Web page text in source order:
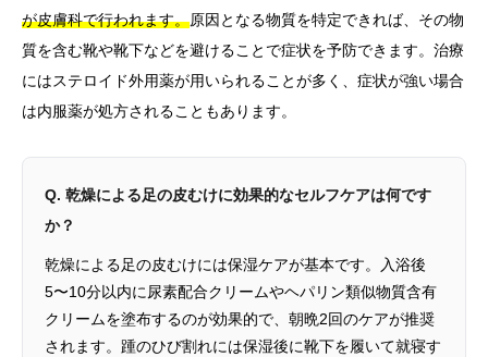
が皮膚科で行われます。原因となる物質を特定できれば、その物
質を含む靴や靴下などを避けることで症状を予防できます。治療
にはステロイド外用薬が用いられることが多く、症状が強い場合
は内服薬が処方されることもあります。
Q. 乾燥による足の皮むけに効果的なセルフケアは何です
か？
乾燥による足の皮むけには保湿ケアが基本です。入浴後
5〜10分以内に尿素配合クリームやヘパリン類似物質含有
クリームを塗布するのが効果的で、朝晩2回のケアが推奨
されます。踵のひび割れには保湿後に靴下を履いて就寝す